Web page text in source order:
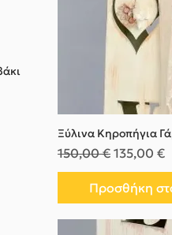
Ξύλινα Κηροπήγια
Κανονική τιμή
150,00 € Τιμή
135,00 €
Προσθήκη